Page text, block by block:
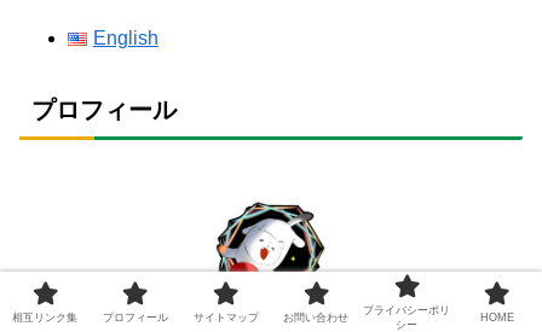
English
プロフィール
相互リンク集 プロフィール サイトマップ お問い合わせ
プライバシーポリ
シー
HOME